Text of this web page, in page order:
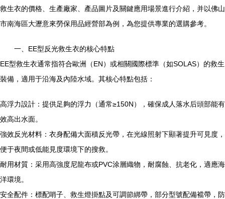
救生衣的價格、生產廠家、產品圖片及關鍵應用場景進行介紹，并以佛山
市南海區大瀝意來勞保用品經營部為例，為您提供專業的選購參考。
一、EE型反光救生衣的核心特點
EE型救生衣通常指符合歐洲（EN）或相關國際標準（如SOLAS）的救生
裝備，適用于沿海及內陸水域。其核心特點包括：
高浮力設計：提供足夠的浮力（通常≥150N），確保成人落水后頭部能有
效高出水面。
強效反光材料：衣身配備大面積反光帶，在光線照射下顯著提升可見度，
便于夜間或低能見度環境下的搜救。
耐用材質：采用高強度尼龍布或PVC涂層織物，耐腐蝕、抗老化，適應海
洋環境。
安全配件：標配哨子、救生燈掛點及可調節綁帶，部分型號配備襠帶，防